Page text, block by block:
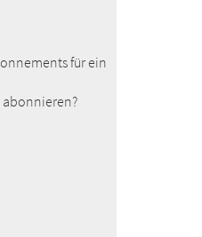
für ein
abonnieren?